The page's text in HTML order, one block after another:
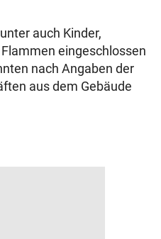
auch Kinder,
eingeschlossen
nach Angaben der
aus dem Gebäude